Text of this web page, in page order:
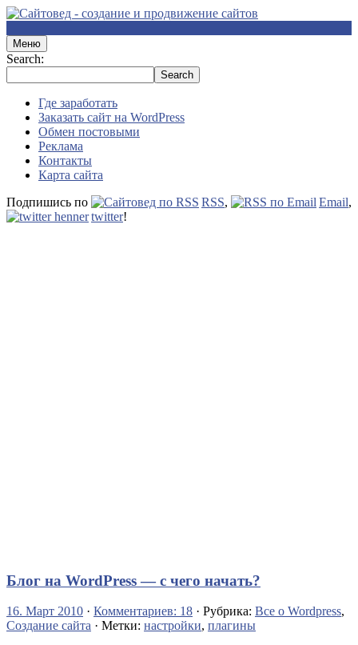
Меню
Search:
Где заработать
Заказать сайт на WordPress
Обмен постовыми
Реклама
Контакты
Карта сайта
Подпишись по
RSS, Email,
twitter!
Блог на WordPress — с чего начать?
16. Март 2010 · Комментариев: 18 · Рубрика: Все о Wordpress,
Создание сайта · Метки: настройки, плагины